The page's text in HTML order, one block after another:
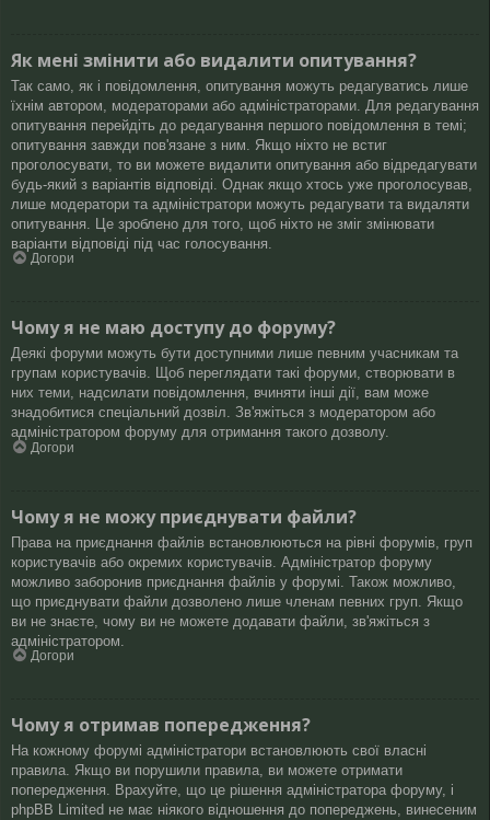
Як мені змінити або видалити опитування?
Так само, як і повідомлення, опитування можуть редагуватись лише
їхнім автором, модераторами або адміністраторами. Для редагування
опитування перейдіть до редагування першого повідомлення в темі;
опитування завжди пов'язане з ним. Якщо ніхто не встиг
проголосувати, то ви можете видалити опитування або відредагувати
будь-який з варіантів відповіді. Однак якщо хтось уже проголосував,
лише модератори та адміністратори можуть редагувати та видаляти
опитування. Це зроблено для того, щоб ніхто не зміг змінювати
варіанти відповіді під час голосування.
Догори
Чому я не маю доступу до форуму?
Деякі форуми можуть бути доступними лише певним учасникам та
групам користувачів. Щоб переглядати такі форуми, створювати в
них теми, надсилати повідомлення, вчиняти інші дії, вам може
знадобитися спеціальний дозвіл. Зв'яжіться з модератором або
адміністратором форуму для отримання такого дозволу.
Догори
Чому я не можу приєднувати файли?
Права на приєднання файлів встановлюються на рівні форумів, груп
користувачів або окремих користувачів. Адміністратор форуму
можливо заборонив приєднання файлів у форумі. Також можливо,
що приєднувати файли дозволено лише членам певних груп. Якщо
ви не знаєте, чому ви не можете додавати файли, зв'яжіться з
адміністратором.
Догори
Чому я отримав попередження?
На кожному форумі адміністратори встановлюють свої власні
правила. Якщо ви порушили правила, ви можете отримати
попередження. Врахуйте, що це рішення адміністратора форуму, і
phpBB Limited не має ніякого відношення до попереджень, винесеним